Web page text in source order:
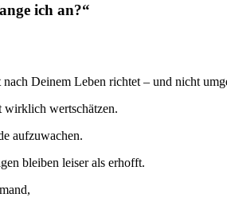
ich an?“
Deinem Leben richtet – und nicht
wirklich wertschätzen.
aufzuwachen.
bleiben leiser als erhofft.